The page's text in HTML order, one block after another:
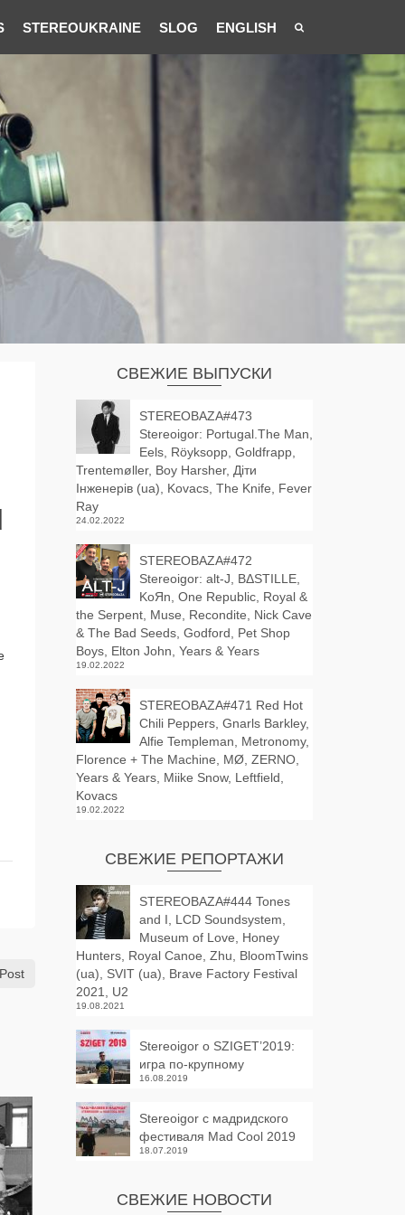
STEREOUKRAINE SLOG ENGLISH
СВЕЖИЕ ВЫПУСКИ
STEREOBAZA#473
Stereoigor: Portugal.The Man,
Eels, Röyksopp, Goldfrapp,
Trentemøller, Boy Harsher, Діти
Інженерів (ua), Kovacs, The Knife, Fever
Ray
24.02.2022
STEREOBAZA#472
Stereoigor: alt‑J, BΔSTILLE,
KoЯn, One Republic, Royal &
the Serpent, Muse, Recondite, Nick Cave
& The Bad Seeds, Godford, Pet Shop
Boys, Elton John, Years & Years
19.02.2022
STEREOBAZA#471 Red Hot
Chili Peppers, Gnarls Barkley,
Alfie Templeman, Metronomy,
Florence + The Machine, MØ, ZERNO,
Years & Years, Miike Snow, Leftfield,
Kovacs
19.02.2022
СВЕЖИЕ РЕПОРТАЖИ
STEREOBAZA#444 Tones
and I, LCD Soundsystem,
Museum of Love, Honey
Hunters, Royal Canoe, Zhu, BloomTwins
(ua), SVIT (ua), Brave Factory Festival
2021, U2
19.08.2021
Stereoigor о SZIGET’2019:
игра по-крупному
16.08.2019
Stereoigor с мадридского
фестиваля Mad Cool 2019
18.07.2019
СВЕЖИЕ НОВОСТИ